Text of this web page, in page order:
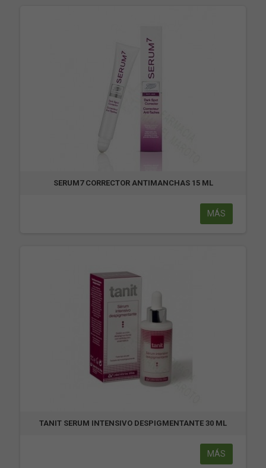
SERUM7 CORRECTOR ANTIMANCHAS 15 ML
MÁS
TANIT SERUM INTENSIVO DESPIGMENTANTE 30 ML
MÁS